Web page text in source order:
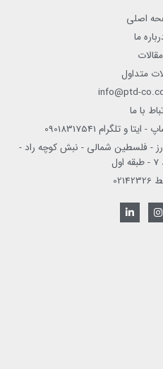
اصلی
ما
مقالات
متداول
با ما
تلگرام 09018317541
- فلسطین شمالی - نبش کوچه راد -
I
n
s
L
i
n